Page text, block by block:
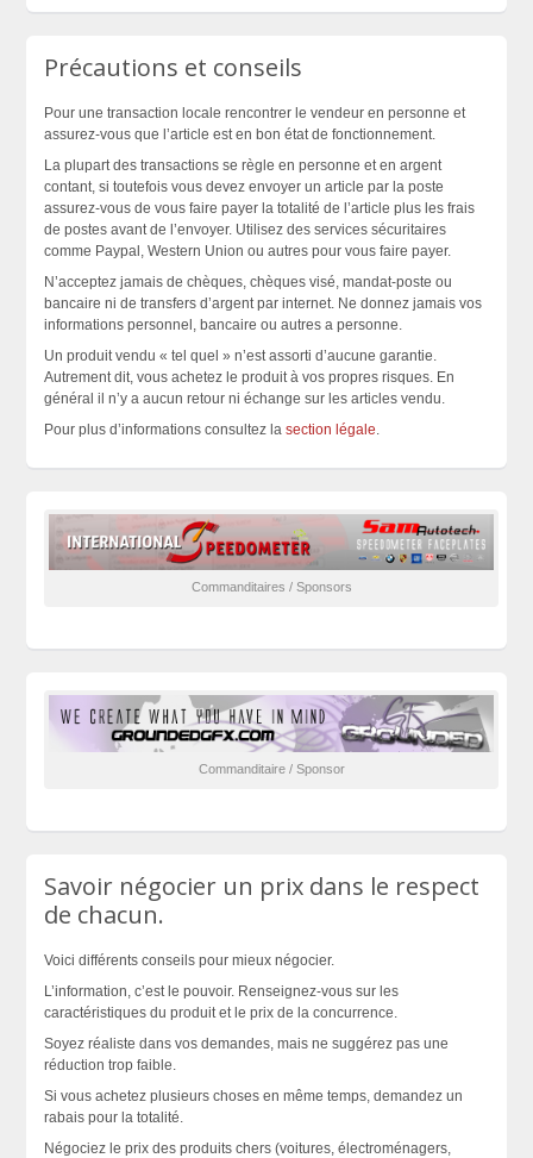
Précautions et conseils
Pour une transaction locale rencontrer le vendeur en personne et
assurez-vous que l’article est en bon état de fonctionnement.
La plupart des transactions se règle en personne et en argent
contant, si toutefois vous devez envoyer un article par la poste
assurez-vous de vous faire payer la totalité de l’article plus les frais
de postes avant de l’envoyer. Utilisez des services sécuritaires
comme Paypal, Western Union ou autres pour vous faire payer.
N’acceptez jamais de chèques, chèques visé, mandat-poste ou
bancaire ni de transfers d’argent par internet. Ne donnez jamais vos
informations personnel, bancaire ou autres a personne.
Un produit vendu « tel quel » n’est assorti d’aucune garantie.
Autrement dit, vous achetez le produit à vos propres risques. En
général il n’y a aucun retour ni échange sur les articles vendu.
Pour plus d’informations consultez lasection légale
Commanditaires / Sponsors
Commanditaire / Sponsor
Savoir négocier un prix dans le respect
de chacun.
Voici différents conseils pour mieux négocier.
L’information, c’est le pouvoir. Renseignez-vous sur les
caractéristiques du produit et le prix de la concurrence.
Soyez réaliste dans vos demandes, mais ne suggérez pas une
réduction trop faible.
Si vous achetez plusieurs choses en même temps, demandez un
rabais pour la totalité.
Négociez le prix des produits chers (voitures, électroménagers,